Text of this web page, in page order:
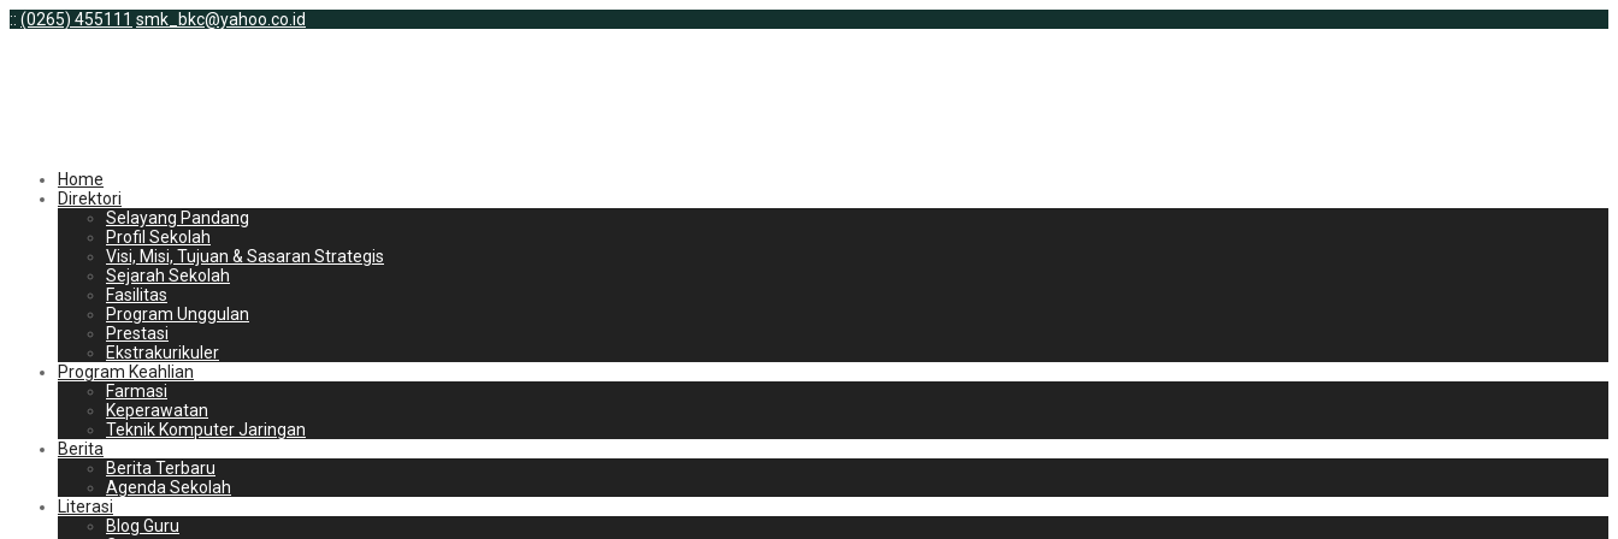
:: (0265) 455111 smk_bkc@yahoo.co.id
Home
Direktori
Selayang Pandang
Profil Sekolah
Visi, Misi, Tujuan & Sasaran Strategis
Sejarah Sekolah
Fasilitas
Program Unggulan
Prestasi
Ekstrakurikuler
Program Keahlian
Farmasi
Keperawatan
Teknik Komputer Jaringan
Berita
Berita Terbaru
Agenda Sekolah
Literasi
Blog Guru